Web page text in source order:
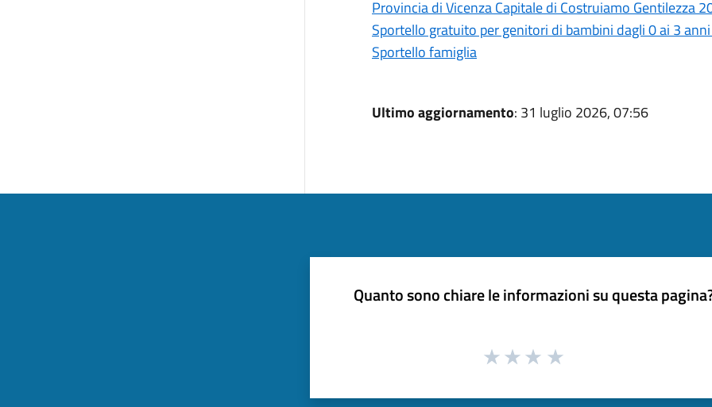
Provincia di Vicenza Capitale di Costruiamo Gentilezza
Sportello gratuito per genitori di bambini dagli 0 ai 3
Sportello famiglia
Ultimo aggiornamento: 31 luglio 2026, 07:56
Quanto sono chiare le informazioni su questa